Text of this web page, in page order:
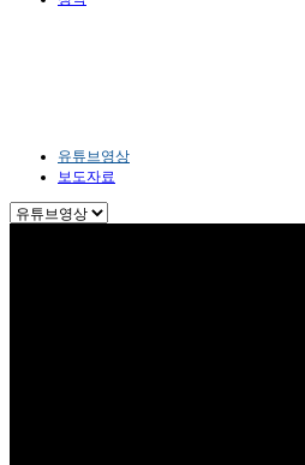
유튜브영상
보도자료